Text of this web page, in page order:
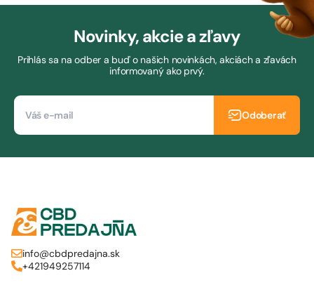
Novinky, akcie a zľavy
Prihlás sa na odber a buď o našich novinkách, akciách a zľavách
informovaný ako prvý.
Odoberať
info@cbdpredajna.sk
+421949257114